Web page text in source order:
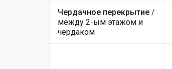
Чердачное перекрытие /
между 2-ым этажом и
чердаком